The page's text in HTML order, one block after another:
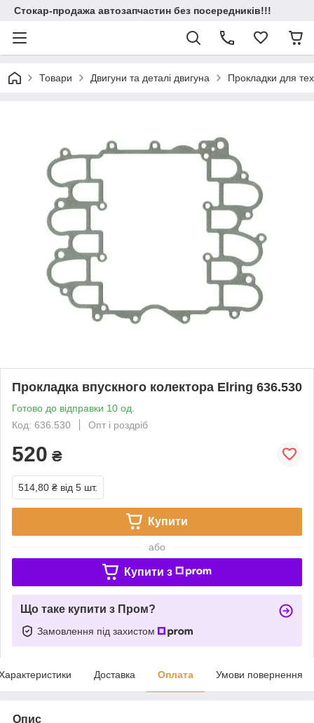
Стокар-продажа автозапчастин без посередників!!!
Товари Двигуни та деталі двигуна Прокладки для
Прокладка впускного колектора Elring 636.530
Готово до відправки 10 од.
Код: 636.530
Опт і роздріб
520 ₴
514,80 ₴ від 5 шт.
Купити
або
Купити з
Що таке купити з Пром?
Замовлення під захистом
Доставка Оплата Умови повернення
Опис